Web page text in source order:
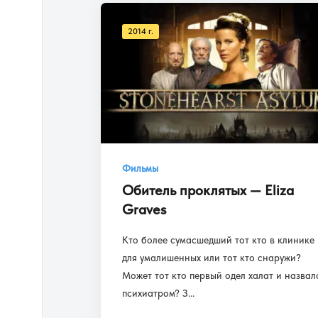
2014 г.
Фильмы
Обитель проклятых — Eliza
Graves
Кто более сумасшедший тот кто в клинике
для умалишенных или тот кто снаружи?
Может тот кто первый одел халат и
психиатром? З...